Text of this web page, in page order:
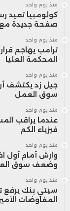
منذ يوم واحد
كولومبيا تعيد
صفحة جديدة مع
منذ يوم واحد
ترامب يهاجم
المحكمة العليا
منذ يوم واحد
جيل زد يكتشف
سوق العمل
منذ يوم واحد
عندما يراقب
فيزياء الكم
منذ يوم واحد
وارش أمام أول
وضعف سوق
منذ يوم واحد
سيتي بنك يرفع
المفاوضات